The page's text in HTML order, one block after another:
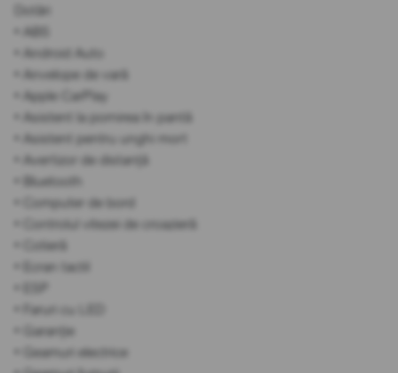
Dotări
• ABS
• Android Auto
• Anvelope de vară
• Apple CarPlay
• Asistent la pornirea în pantă
• Asistent pentru unghi mort
• Avertizor de distanță
• Bluetooth
• Computer de bord
• Controlul vitezei de croazieră
• Cotieră
• Ecran tactil
• Faruri cu LED
• Garanție
• Geamuri electrice